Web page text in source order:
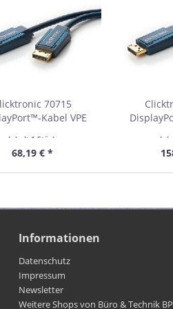
70715
Kabel VPE
Inhalt 1 Stück
68,19 € *
Informationen
Datenschutz
Impressum
Newsletter
Weitere Shops von Büro & Technik